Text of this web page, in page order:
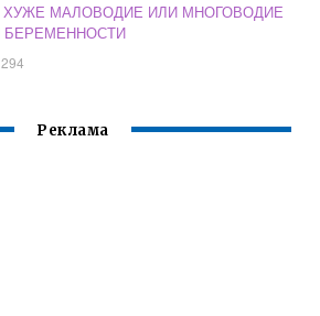
ХУЖЕ МАЛОВОДИЕ ИЛИ МНОГОВОДИЕ
БЕРЕМЕННОСТИ
Реклама